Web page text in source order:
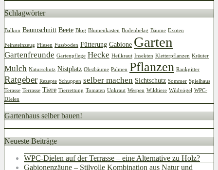
Schlagwörter
Balkon Baumschnitt Beete Blog Blumenkasten Bodenbelag Bäume Exoten
Feinsteinzeug Fliesen Fussboden Fütterung Gabione Garten
Gartenfreunde Gartenpflege Hecke Heilkraut Insekten Kletterpflanzen Kräuter
Mulch Naturschutz Nistplatz Obstbäume Palmen Pflanzen Rankgitter
Ratgeber Rezepte Schuppen selber machen Sichtschutz Sommer Spielhaus
Terasse Terrasse Tiere Tierrettung Tomaten Unkraut Wespen Wildtiere Wildvögel WPC-
DIelen
Gartenhaus selber bauen!
Neueste Beiträge
WPC-Dielen auf der Terrasse – eine Alternative zu Holz?
Gabionenzäune – Stilvolle Kombination aus Natur und